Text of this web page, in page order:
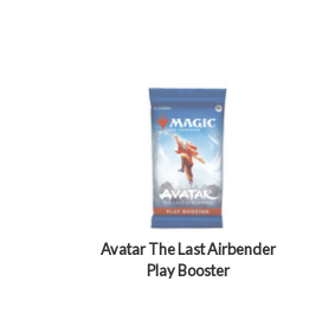
Avatar The Last Airbender
Play Booster